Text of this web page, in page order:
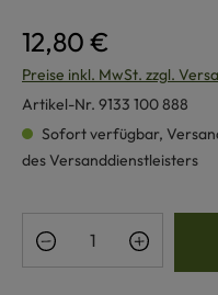
12,80 €
Preise inkl. MwSt. zzgl.
Artikel-Nr. 9133 100 888
Sofort verfügbar,
des Versanddienstleisters
Produkt Anzahl: